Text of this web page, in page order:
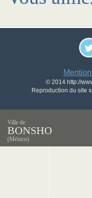
© 2014 http://
Reproduction du site
Ville de
BONSHO
(México)